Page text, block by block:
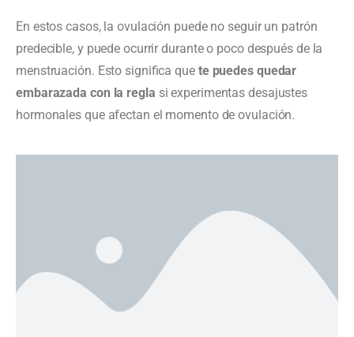
En estos casos, la ovulación puede no seguir un patrón
predecible, y puede ocurrir durante o poco después de la
menstruación. Esto significa que te puedes quedar
embarazada con la regla si experimentas desajustes
hormonales que afectan el momento de ovulación.